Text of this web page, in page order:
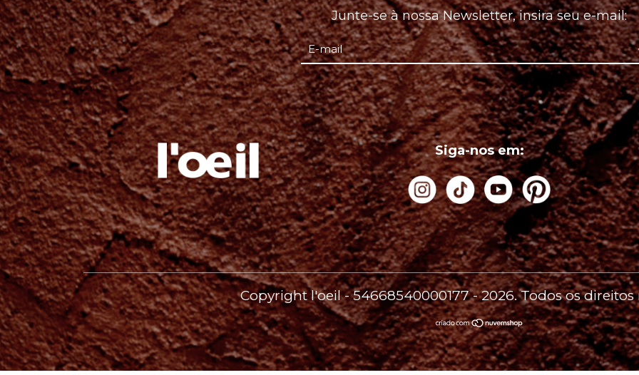
Junte-se à nossa Newsletter, insira seu e-mail:
Siga-nos em:
Copyright l'oeil - 54668540000177 - 2026. Todos os direitos